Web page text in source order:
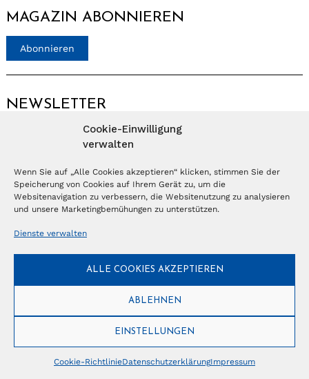
Cookie-Einwilligung
verwalten
Wenn Sie auf „Alle Cookies akzeptieren“ klicken, stimmen Sie der
Speicherung von Cookies auf Ihrem Gerät zu, um die
Websitenavigation zu verbessern, die Websitenutzung zu analysieren
und unsere Marketingbemühungen zu unterstützen.
Dienste verwalten
ALLE COOKIES AKZEPTIEREN
ABLEHNEN
EINSTELLUNGEN
Cookie-RichtlinieDatenschutzerklärungImpressum
MAGAZIN ABONNIEREN
Abonnieren
NEWSLETTER
© Copyright 2026 – Ferientrends // info@tlvg.ch// +41 31 300 30 85 //
Tourismus Lifestyle Verlag GmbH // Frohbergweg 1 - CH-3012 Bern //
Datenschutzerklärung//Impressum